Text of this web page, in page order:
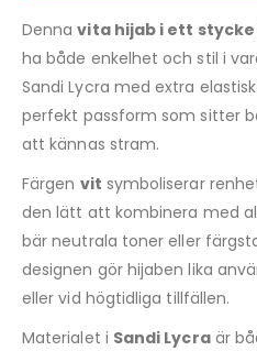
Dennavita hijab i ett stycke
ha både enkelhet och stil i
Sandi Lycra med extra
perfekt passform som sitter
att kännas stram.
Färgen vit symboliserar
den lätt att kombinera med
bär neutrala toner eller
designen gör hijaben lika
eller vid högtidliga tillfällen.
Materialet i Sandi Lycraär